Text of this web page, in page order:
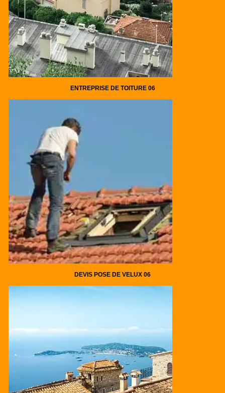
ENTREPRISE DE TOITURE 06
DEVIS POSE DE VELUX 06